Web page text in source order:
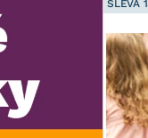
SLEVA